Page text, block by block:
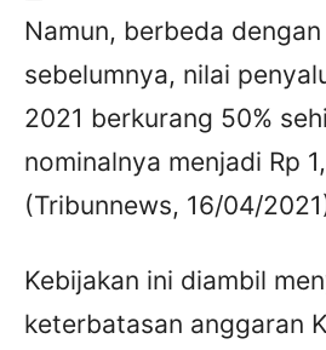
Namun, berbeda
sebelumnya, nilai
2021 berkurang 50%
nominalnya menjadi Rp
(Tribunnews, 16/04/
Kebijakan ini diambil
keterbatasan anggaran